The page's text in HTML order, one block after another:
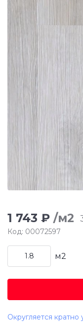
1 743 ₽ /м2
Код: 00072597
м2
Округляется кратно